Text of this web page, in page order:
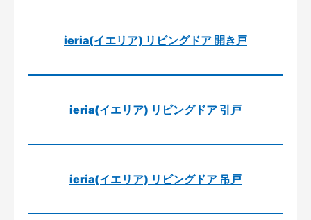
ieria(イエリア) リビングドア 開き戸
ieria(イエリア) リビングドア 引戸
ieria(イエリア) リビングドア 吊戸